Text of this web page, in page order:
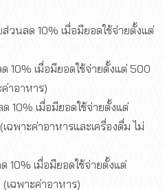
วนลด 10% เมื่อมียอดใช้จ่ายตั้งแต่
10% เมื่อมียอดใช้จ่ายตั้งแต่ 500
าอาหาร)
10% เมื่อมียอดใช้จ่ายตั้งแต่
ฉพาะค่าอาหารและเครื่องดื่ม ไม่
10% เมื่อมียอดใช้จ่ายตั้งแต่
ฉพาะค่าอาหาร)